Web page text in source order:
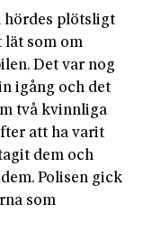
hördes plötsligt
lät som om
Det var nog
igång och det
två kvinnliga
att ha varit
dem och
Polisen gick
som